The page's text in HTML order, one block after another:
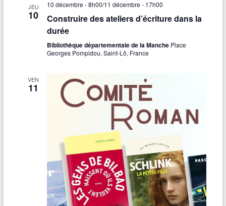
JEU
10
10 décembre - 8h00/11 décembre - 17h00
Construire des ateliers d’écriture dans la
durée
Bibliothèque départementale de la Manche Place
Georges Pompidou, Saint-Lô, France
VEN
11